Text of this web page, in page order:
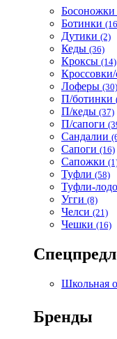
Босоножки
Ботинки
Дутики (2)
Кеды (36)
Кроксы (14)
Лоферы (30)
П/ботинки
П/кеды (37)
П/сапоги
Сандалии
Сапоги (16)
Сапожки
Туфли (58)
Туфли-
Угги (8)
Челси (21)
Чешки (16)
Школьная
Бренды